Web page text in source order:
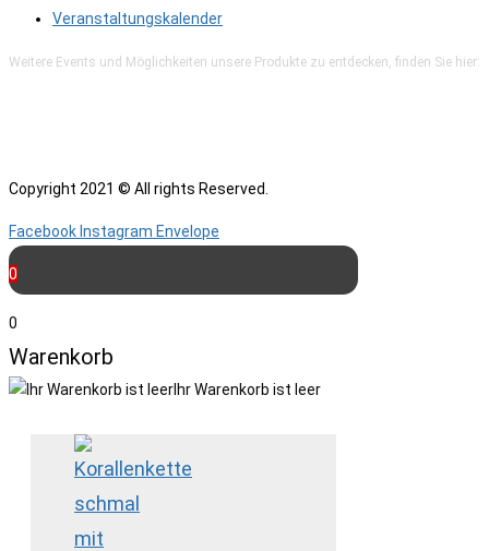
Veranstaltungskalender
Weitere Events und Möglichkeiten unsere Produkte zu entdecken, finden Sie hier:
Copyright 2021 © All rights Reserved.
Facebook Instagram Envelope
0
0
Warenkorb
Ihr Warenkorb ist leer